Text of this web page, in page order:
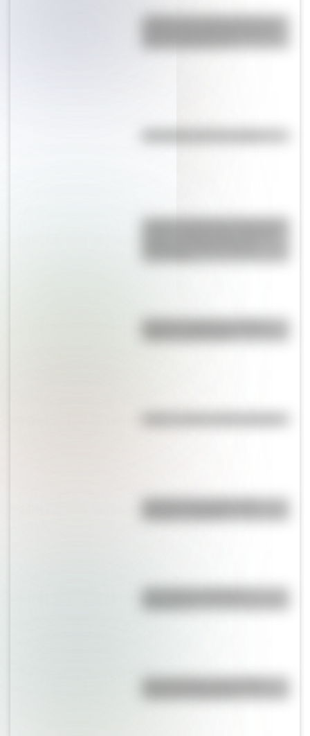
¿Sabías que Argentina tuvo la
La gran hazaña del Cruce de los
Bandera de Bolivia: historia,
Bandera de Ecuador para
Duda resuelta: ¿es el Truco